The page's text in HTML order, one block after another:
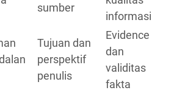
sumber
informasi
Tujuan dan
perspektif
penulis
Evidence
dan
validitas
fakta